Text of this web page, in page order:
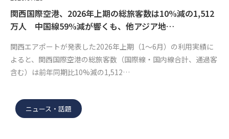
関西国際空港、2026年上期の総旅客数は10%減の1,512
万人 中国線59%減が響くも、他アジア地…
関西エアポートが発表した2026年上期（1〜6月）の利用実績に
よると、関西国際空港の総旅客数（国際線・国内線合計、通過客
含む）は前年同期比10%減の1,512…
ニュース・話題